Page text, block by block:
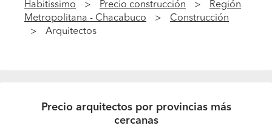
Habitissimo Precio construcción
Región
Metropolitana - Chacabuco
Construcción
Arquitectos
Precio arquitectos por provincias más
cercanas